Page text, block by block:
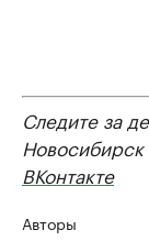
Следите за
Новосибирск
ВКонтакте
Авторы